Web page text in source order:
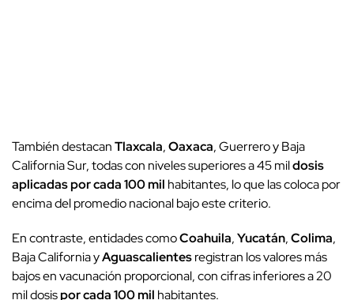
También destacanTlaxcala,Oaxaca, Guerrero y Baja
California Sur, todas con niveles superiores a 45 mildosis
aplicadaspor cada 100 mil habitantes, lo que las coloca por
encima del promedio nacional bajo este criterio.
En contraste, entidades comoCoahuila,Yucatán,Colima,
Baja California yAguascalientesregistran los valores más
bajos en vacunación proporcional, con cifras inferiores a 20
mil dosispor cada 100 mil habitantes.